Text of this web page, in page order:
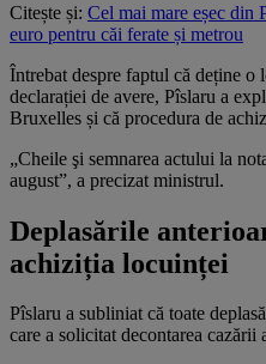
Citește și: Cel mai mare eșec din
euro pentru căi ferate și metrou
Întrebat despre faptul că deține
declarației de avere, Pîslaru a
Bruxelles și că procedura de
„Cheile şi semnarea actului la
august”, a precizat ministrul.
Deplasările
achiziția locuinței
Pîslaru a subliniat că toate
care a solicitat decontarea cazării